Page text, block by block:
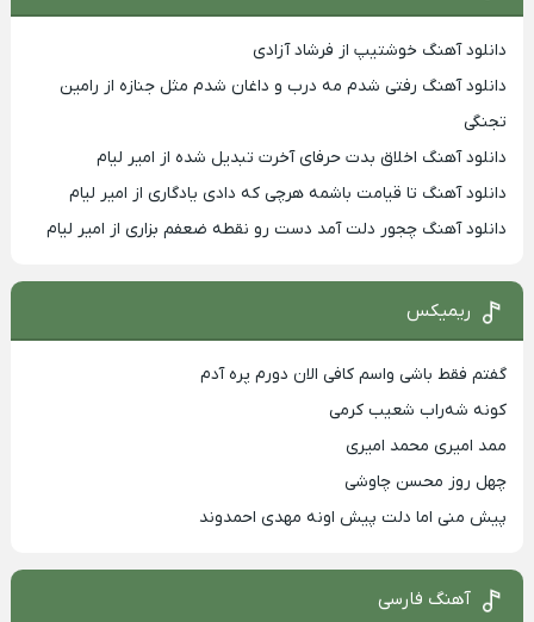
دانلود آهنگ خوشتیپ از فرشاد آزادی
دانلود آهنگ رفتی شدم مه درب و داغان شدم مثل جنازه از رامین
تجنگی
دانلود آهنگ اخلاق بدت حرفای آخرت تبدیل شده از امیر لیام
دانلود آهنگ تا قیامت باشمه هرچی که دادی یادگاری از امیر لیام
دانلود آهنگ چجور دلت آمد دست رو نقطه ضعفم بزاری از امیر لیام
ریمیکس
گفتم فقط باشی واسم کافی الان دورم پره آدم
کونه شه‌راب شعیب کرمی
ممد امیری محمد امیری
چهل روز محسن چاوشی
پیش منی اما دلت پیش اونه مهدی احمدوند
آهنگ فارسی